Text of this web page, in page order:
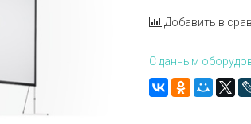
Добавить в
С данным